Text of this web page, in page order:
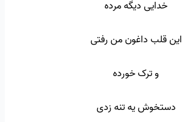
خدایی دیگه مرده
این قلب داغون من رفتی
و ترک خورده
دستخوش یه تنه زدی